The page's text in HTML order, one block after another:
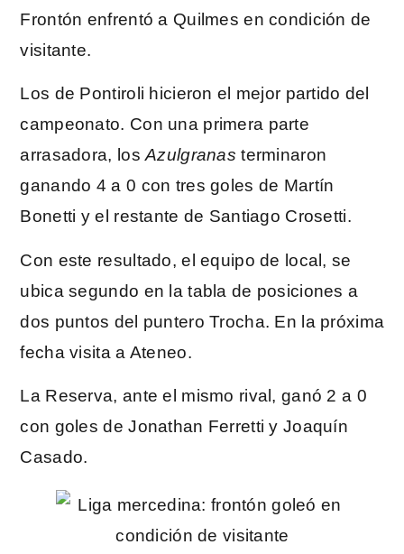
Frontón enfrentó a Quilmes en condición de
visitante.
Los de Pontiroli hicieron el mejor partido del
campeonato. Con una primera parte
arrasadora, losAzulgranas terminaron
ganando 4 a 0 con tres goles de Martín
Bonetti y el restante de Santiago Crosetti.
Con este resultado, el equipo de local, se
ubica segundo en la tabla de posiciones a
dos puntos del puntero Trocha. En la próxima
fecha visita a Ateneo.
La Reserva, ante el mismo rival, ganó 2 a 0
con goles de Jonathan Ferretti y Joaquín
Casado.